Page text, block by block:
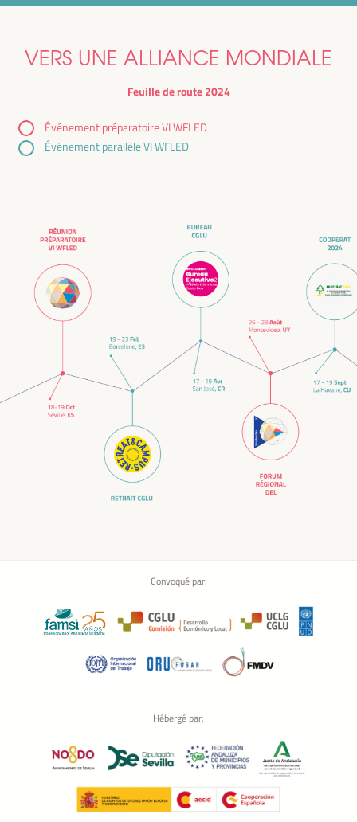
VERS UNE ALLIANCE MONDIALE
Feuille de route 2024
Événement préparatoire VI WFLED
Événement parallèle VI WFLED
Convoqué par:
Hébergé par: